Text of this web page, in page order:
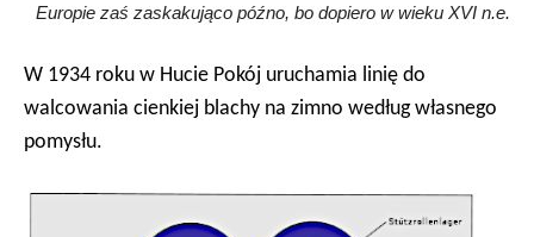
Europie zaś zaskakująco późno, bo dopiero w wieku XVI n.e.
W 1934 roku w Hucie Pokój uruchamia linię do
walcowania cienkiej blachy na zimno według własnego
pomysłu.